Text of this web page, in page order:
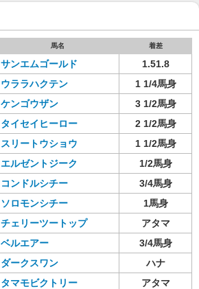
馬名 着差
サンエムゴールド
1.51.8
ウララハクテン
1 1/4馬身
ケンゴウザン
3 1/2馬身
タイセイヒーロー
2 1/2馬身
スリートウショウ
1 1/2馬身
エルゼントジーク
1/2馬身
コンドルシチー
3/4馬身
ソロモンシチー
1馬身
チェリーツートップ
アタマ
ベルエアー
3/4馬身
ダークスワン
ハナ
タマモビクトリー
アタマ